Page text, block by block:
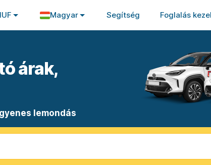
Magyar Segítség Foglalás
árak,
lemondás